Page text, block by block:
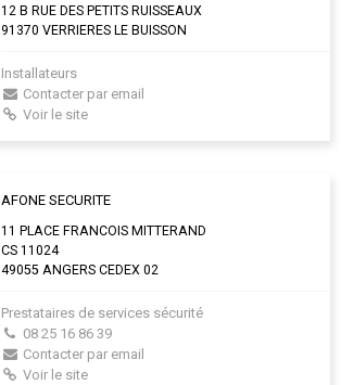
12 B RUE DES PETITS RUISSEAUX
91370 VERRIERES LE BUISSON
Installateurs
Contacter par email
Voir le site
AFONE SECURITE
11 PLACE FRANCOIS MITTERAND
CS 11024
49055 ANGERS CEDEX 02
Prestataires de services sécurité
08 25 16 86 39
Contacter par email
Voir le site